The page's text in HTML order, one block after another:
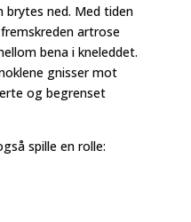
brytes ned. Med tiden
artrose
bena i kneleddet.
gnisser mot
og begrenset
spille en rolle: